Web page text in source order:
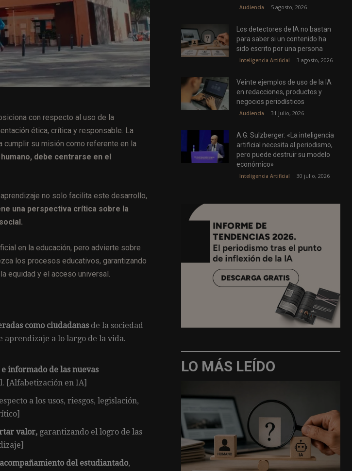
con respecto al uso de la
ética, crítica y responsable. La
cumplir su misión como referente en la
debe centrarse en el
no solo facilita este desarrollo,
una perspectiva crítica sobre la
en la educación, pero advierte sobre
los procesos educativos, garantizando
equidad y el acceso universal.
como ciudadanas de la sociedad
aprendizaje a lo largo de la vida.
informado de las nuevas
[Alfabetización en IA]
a los usos, riesgos, legislación,
valor, garantizando el logro de las
del estudiantado,
Audiencia 5 agosto, 2026
Los detectores de IA no bastan
para saber si un contenido ha
sido escrito por una persona
Inteligencia Artificial 3 agosto, 2026
Veinte ejemplos de uso de la IA
en redacciones, productos y
negocios periodísticos
Audiencia 31 julio, 2026
A.G. Sulzberger: «La inteligencia
artificial necesita al periodismo,
pero puede destruir su modelo
económico»
Inteligencia Artificial 30 julio, 2026
LO MÁS LEÍDO